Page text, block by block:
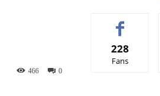
0
466
228
Fans